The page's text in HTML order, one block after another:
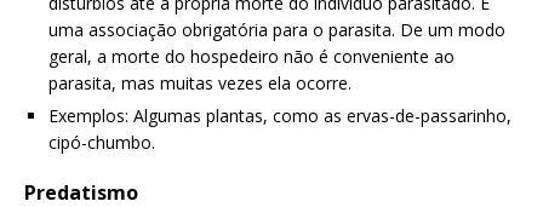
uma associação obrigatória para o parasita. De um modo
geral, a morte do hospedeiro não é conveniente ao
parasita, mas muitas vezes ela ocorre.
Exemplos: Algumas plantas, como as ervas-de-passarinho,
cipó-chumbo.
Predatismo